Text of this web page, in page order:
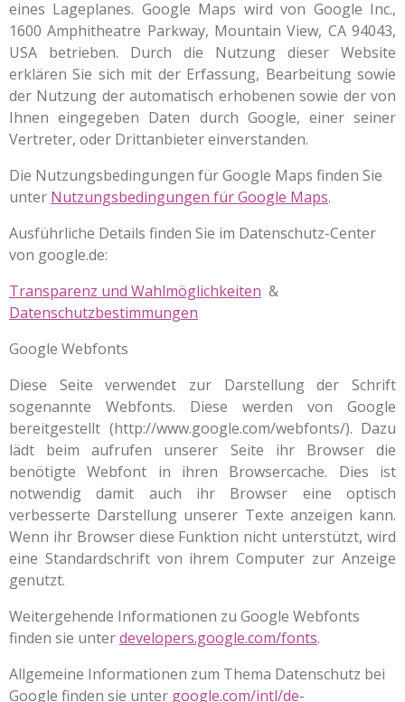
eines Lageplanes. Google Maps wird von Google Inc.,
1600 Amphitheatre Parkway, Mountain View, CA 94043,
USA betrieben. Durch die Nutzung dieser Website
erklären Sie sich mit der Erfassung, Bearbeitung sowie
der Nutzung der automatisch erhobenen sowie der von
Ihnen eingegeben Daten durch Google, einer seiner
Vertreter, oder Drittanbieter einverstanden.
Die Nutzungsbedingungen für Google Maps finden Sie
unter Nutzungsbedingungen für Google Maps.
Ausführliche Details finden Sie im Datenschutz-Center
von google.de:
Transparenz und Wahlmöglichkeiten &
Datenschutzbestimmungen
Google Webfonts
Diese Seite verwendet zur Darstellung der Schrift
sogenannte Webfonts. Diese werden von Google
bereitgestellt (http://www.google.com/webfonts/). Dazu
lädt beim aufrufen unserer Seite ihr Browser die
benötigte Webfont in ihren Browsercache. Dies ist
notwendig damit auch ihr Browser eine optisch
verbesserte Darstellung unserer Texte anzeigen kann.
Wenn ihr Browser diese Funktion nicht unterstützt, wird
eine Standardschrift von ihrem Computer zur Anzeige
genutzt.
Weitergehende Informationen zu Google Webfonts
finden sie unterdevelopers.google.com/fonts.
Allgemeine Informationen zum Thema Datenschutz bei
Google finden sie unter google.com/intl/de-